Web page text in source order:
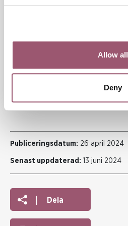
Allow all
Deny
Välj att sluta.
VÅLDSFÖREBYGGANDE ARBETE
Publiceringsdatum: 26 april 2024
Senast uppdaterad: 13 juni 2024
Dela